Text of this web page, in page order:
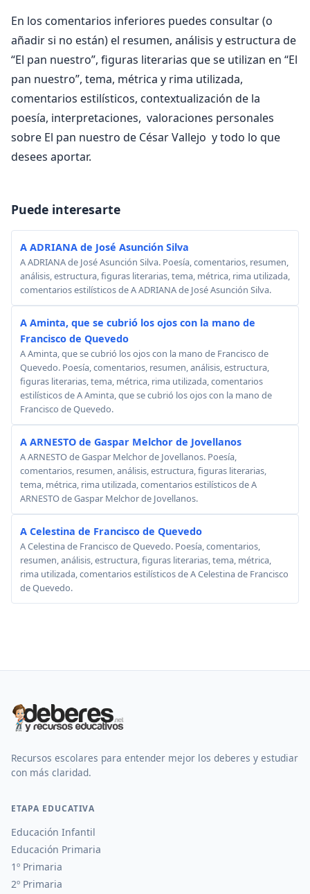
En los comentarios inferiores puedes consultar (o
añadir si no están) el resumen, análisis y estructura de
“El pan nuestro”, figuras literarias que se utilizan en “El
pan nuestro”, tema, métrica y rima utilizada,
comentarios estilísticos, contextualización de la
poesía, interpretaciones, valoraciones personales
sobre El pan nuestro de César Vallejo y todo lo que
desees aportar.
Puede interesarte
A ADRIANA de José Asunción Silva
A ADRIANA de José Asunción Silva. Poesía, comentarios, resumen,
análisis, estructura, figuras literarias, tema, métrica, rima utilizada,
comentarios estilísticos de A ADRIANA de José Asunción Silva.
A Aminta, que se cubrió los ojos con la mano de
Francisco de Quevedo
A Aminta, que se cubrió los ojos con la mano de Francisco de
Quevedo. Poesía, comentarios, resumen, análisis, estructura,
figuras literarias, tema, métrica, rima utilizada, comentarios
estilísticos de A Aminta, que se cubrió los ojos con la mano de
Francisco de Quevedo.
A ARNESTO de Gaspar Melchor de Jovellanos
A ARNESTO de Gaspar Melchor de Jovellanos. Poesía,
comentarios, resumen, análisis, estructura, figuras literarias,
tema, métrica, rima utilizada, comentarios estilísticos de A
ARNESTO de Gaspar Melchor de Jovellanos.
A Celestina de Francisco de Quevedo
A Celestina de Francisco de Quevedo. Poesía, comentarios,
resumen, análisis, estructura, figuras literarias, tema, métrica,
rima utilizada, comentarios estilísticos de A Celestina de Francisco
de Quevedo.
Recursos escolares para entender mejor los deberes y estudiar
con más claridad.
ETAPA EDUCATIVA
Educación Infantil
Educación Primaria
1º Primaria
2º Primaria